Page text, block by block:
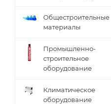
Общестроительные
материалы
Промышленно-
строительное
оборудование
Климатическое
оборудование